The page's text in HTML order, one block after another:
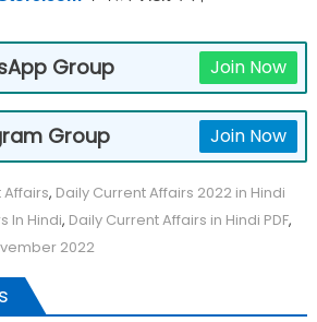
Group Join Now
Group Join Now
Affairs, Daily Current Affairs 2022 in Hindi
In Hindi, Daily Current Affairs in Hindi PDF,
2022